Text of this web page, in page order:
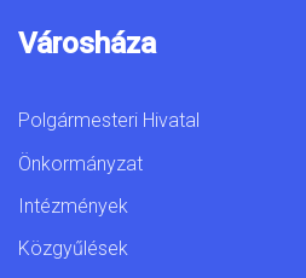
Városháza
Polgármesteri Hivatal
Önkormányzat
Intézmények
Közgyűlések